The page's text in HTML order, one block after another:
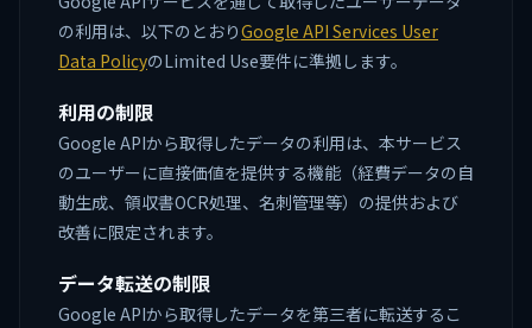
の利用は、以下のとおりGoogle API Services User
Data PolicyのLimited Use要件に準拠します。
利用の制限
Google APIから取得したデータの利用は、本サービス
のユーザーに直接価値を提供する機能（経費データの自
動生成、領収書OCR処理、名刺管理等）の提供および
改善に限定されます。
データ転送の制限
Google APIから取得したデータを第三者に転送するこ